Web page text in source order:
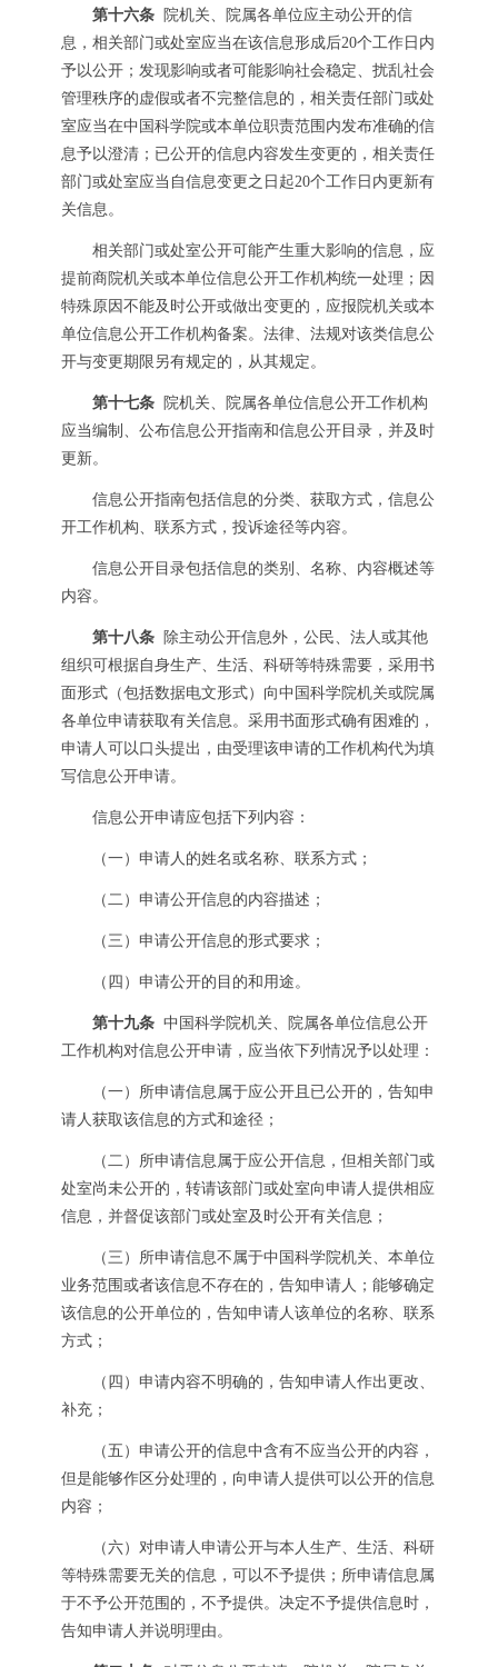
第十六条 院机关、院属各单位应主动公开的信
息，相关部门或处室应当在该信息形成后20个工作日内
予以公开；发现影响或者可能影响社会稳定、扰乱社会
管理秩序的虚假或者不完整信息的，相关责任部门或处
室应当在中国科学院或本单位职责范围内发布准确的信
息予以澄清；已公开的信息内容发生变更的，相关责任
部门或处室应当自信息变更之日起20个工作日内更新有
关信息。
相关部门或处室公开可能产生重大影响的信息，应
提前商院机关或本单位信息公开工作机构统一处理；因
特殊原因不能及时公开或做出变更的，应报院机关或本
单位信息公开工作机构备案。法律、法规对该类信息公
开与变更期限另有规定的，从其规定。
第十七条 院机关、院属各单位信息公开工作机构
应当编制、公布信息公开指南和信息公开目录，并及时
更新。
信息公开指南包括信息的分类、获取方式，信息公
开工作机构、联系方式，投诉途径等内容。
信息公开目录包括信息的类别、名称、内容概述等
内容。
第十八条 除主动公开信息外，公民、法人或其他
组织可根据自身生产、生活、科研等特殊需要，采用书
面形式（包括数据电文形式）向中国科学院机关或院属
各单位申请获取有关信息。采用书面形式确有困难的，
申请人可以口头提出，由受理该申请的工作机构代为填
写信息公开申请。
信息公开申请应包括下列内容：
（一）申请人的姓名或名称、联系方式；
（二）申请公开信息的内容描述；
（三）申请公开信息的形式要求；
（四）申请公开的目的和用途。
第十九条 中国科学院机关、院属各单位信息公开
工作机构对信息公开申请，应当依下列情况予以处理：
（一）所申请信息属于应公开且已公开的，告知申
请人获取该信息的方式和途径；
（二）所申请信息属于应公开信息，但相关部门或
处室尚未公开的，转请该部门或处室向申请人提供相应
信息，并督促该部门或处室及时公开有关信息；
（三）所申请信息不属于中国科学院机关、本单位
业务范围或者该信息不存在的，告知申请人；能够确定
该信息的公开单位的，告知申请人该单位的名称、联系
方式；
（四）申请内容不明确的，告知申请人作出更改、
补充；
（五）申请公开的信息中含有不应当公开的内容，
但是能够作区分处理的，向申请人提供可以公开的信息
内容；
（六）对申请人申请公开与本人生产、生活、科研
等特殊需要无关的信息，可以不予提供；所申请信息属
于不予公开范围的，不予提供。决定不予提供信息时，
告知申请人并说明理由。